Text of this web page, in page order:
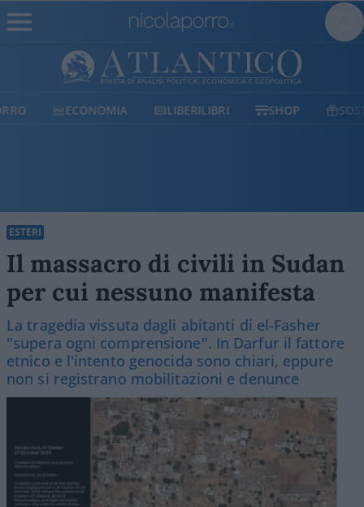
ECONOMIA LIBERILIBRI SHOP SOSTIENICI
ESTERI
Il massacro di civili in Sudan
per cui nessuno manifesta
La tragedia vissuta dagli abitanti di el-Fasher
"supera ogni comprensione". In Darfur il fattore
etnico e l'intento genocida sono chiari, eppure
non si registrano mobilitazioni e denunce